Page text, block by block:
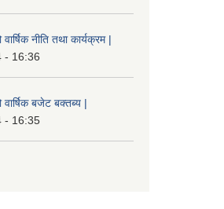
नीति तथा कार्यक्रम |
- 16:36
बजेट बक्तब्य |
- 16:35